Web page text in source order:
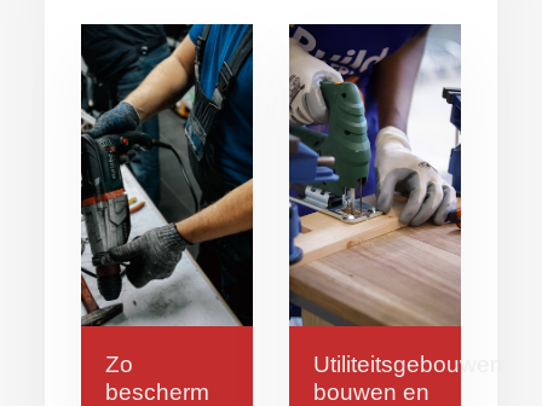
Zo
bescherm
Utiliteitsgebouwen
bouwen en